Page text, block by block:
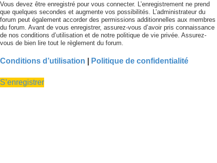
Vous devez être enregistré pour vous connecter. L’enregistrement ne prend
que quelques secondes et augmente vos possibilités. L’administrateur du
forum peut également accorder des permissions additionnelles aux membres
du forum. Avant de vous enregistrer, assurez-vous d’avoir pris connaissance
de nos conditions d’utilisation et de notre politique de vie privée. Assurez-
vous de bien lire tout le règlement du forum.
Conditions d’utilisation Politique de confidentialité
S’enregistrer